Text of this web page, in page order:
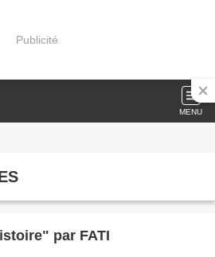
Publicité
MENU
par FATI